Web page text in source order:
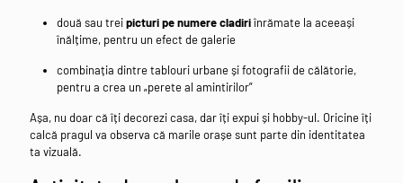
două sau treipicturi pe numere cladiriînrămate la aceeași
înălțime, pentru un efect de galerie
combinația dintre tablouri urbane și fotografii de călătorie,
pentru a crea un „perete al amintirilor”
Așa, nu doar că îți decorezi casa, dar îți expui și hobby-ul. Oricine îți
calcă pragul va observa că marile orașe sunt parte din identitatea
ta vizuală.